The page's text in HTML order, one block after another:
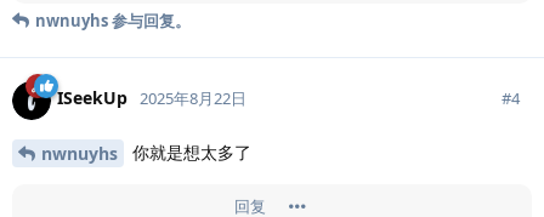
nwnuyhs参与回复。
ISeekUp 2025年8月22日 #4
nwnuyhs 你就是想太多了
回复